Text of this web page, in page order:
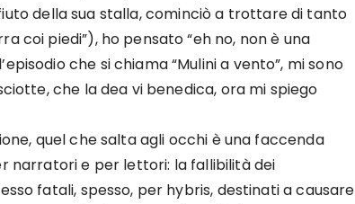
della sua stalla, cominciò a trottare di tanto
coi piedi”), ho pensato “eh no, non è una
che si chiama “Mulini a vento”, mi sono
che la dea vi benedica, ora mi spiego
quel che salta agli occhi è una faccenda
narratori e per lettori: la fallibilità dei
fatali, spesso, per hybris, destinati a causare